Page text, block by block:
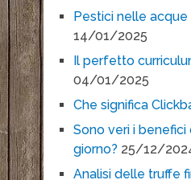
Pestici nelle acque
14/01/2025
Il perfetto
04/01/2025
Che significa
Sono veri i benefici
giorno? 25/12/
Analisi delle truffe